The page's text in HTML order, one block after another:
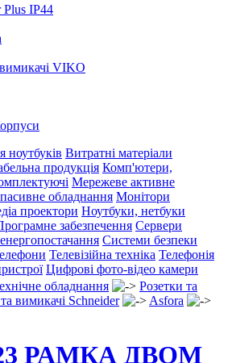
Plus IP44
VIKO
ноутбуків Витратні матеріали
продукція Комп'ютери,
Мережеве активне
обладнання Монітори
проектори Ноутбуки, нетбуки
забезпечення Сервери
Системи безпеки
Телевізійна техніка Телефонія
Цифрові фото-відео камери
обладнання
Розетки та
вимикачі Schneider
Asfora
РАМКА ДВОМ